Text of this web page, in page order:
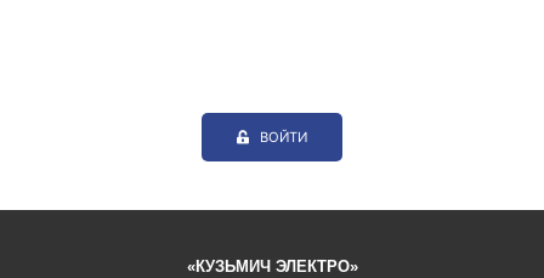
ВОЙТИ
«КУЗЬМИЧ ЭЛЕКТРО»